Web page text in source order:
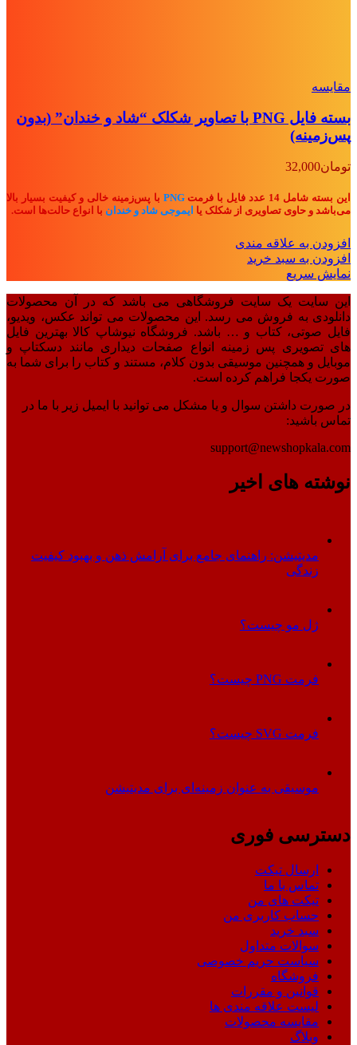
مقايسه
بسته فایل PNG با تصاویر شکلک “شاد و خندان” (بدون
پس‌زمینه)
تومان32,000
این بسته شامل 14 عدد فایل با فرمت PNG با پس‌زمینه خالی و کیفیت بسیار بالا
می‌باشد و حاوی تصاویری از شکلک یا ایموجی شاد و خندان با انواع حالت‌ها است.
افزودن به علاقه مندی
افزودن به سبد خرید
نمایش سریع
این سایت یک سایت فروشگاهی می باشد که در آن محصولات
دانلودی به فروش می رسد. این محصولات می تواند عکس، ویدیو،
فایل صوتی، کتاب و … باشد. فروشگاه نیوشاپ کالا بهترین فایل
های تصویری پس زمینه انواع صفحات دیداری مانند دسکتاپ و
موبایل و همچنین موسیقی بدون کلام، مستند و کتاب را برای شما به
صورت یکجا فراهم کرده است.
در صورت داشتن سوال و یا مشکل می توانید با ایمیل زیر با ما در
تماس باشید:
support@newshopkala.com
نوشته های اخیر
مدیتیشن: راهنمای جامع برای آرامش ذهن و بهبود کیفیت
زندگی
ژل مو چیست؟
فرمت PNG چیست؟
فرمت SVG چیست؟
موسیقی به عنوان زمینه‌ای برای مدیتیشن
دسترسی فوری
ارسال تیکت
تماس با ما
تیکت های من
حساب کاربری من
سبد خرید
سوالات متداول
سیاست حریم خصوصی
فروشگاه
قوانین و مقررات
لیست علاقه مندی ها
مقایسه محصولات
وبلاگ